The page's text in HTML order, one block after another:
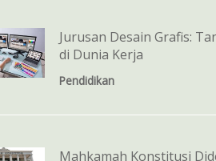
Jurusan Desain Grafis:
di Dunia Kerja
Pendidikan
Mahkamah Konstitusi